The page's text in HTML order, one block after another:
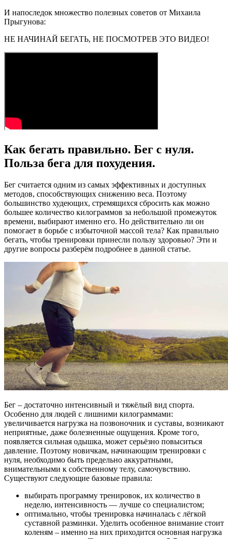
И напоследок множество полезных советов от Михаила
Прыгунова:
НЕ НАЧИНАЙ БЕГАТЬ, НЕ ПОСМОТРЕВ ЭТО ВИДЕО!
Как бегать правильно. Бег с нуля.
Польза бега для похудения.
Бег считается одним из самых эффективных и доступных
методов, способствующих снижению веса. Поэтому
большинство худеющих, стремящихся сбросить как можно
большее количество килограммов за небольшой промежуток
времени, выбирают именно его. Но действительно ли он
помогает в борьбе с избыточной массой тела? Как правильно
бегать, чтобы тренировки принесли пользу здоровью? Эти и
другие вопросы разберём подробнее в данной статье.
Бег – достаточно интенсивный и тяжёлый вид спорта.
Особенно для людей с лишними килограммами:
увеличивается нагрузка на позвоночник и суставы, возникают
неприятные, даже болезненные ощущения. Кроме того,
появляется сильная одышка, может серьёзно повыситься
давление. Поэтому новичкам, начинающим тренировки с
нуля, необходимо быть предельно аккуратными,
внимательными к собственному телу, самочувствию.
Существуют следующие базовые правила:
выбирать программу тренировок, их количество в
неделю, интенсивность — лучше со специалистом;
оптимально, чтобы тренировка начиналась с лёгкой
суставной разминки. Уделить особенное внимание стоит
коленям – именно на них приходится основная нагрузка